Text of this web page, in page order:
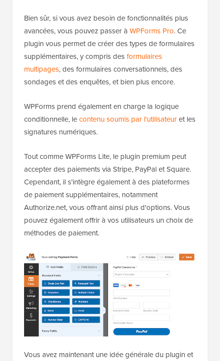
Bien sûr, si vous avez besoin de fonctionnalités plus
avancées, vous pouvez passer à WPForms Pro. Ce
plugin vous permet de créer des types de formulaires
supplémentaires, y compris desformulaires
multipages, des formulaires conversationnels, des
sondages et des enquêtes, et bien plus encore.
WPForms prend également en charge la logique
conditionnelle, lecontenu soumis par l'utilisateuret les
signatures numériques.
Tout comme WPForms Lite, le plugin premium peut
accepter des paiements via Stripe, PayPal et Square.
Cependant, il s'intègre également à des plateformes
de paiement supplémentaires, notamment
Authorize.net, vous offrant ainsi plus d'options. Vous
pouvez également offrir à vos utilisateurs un choix de
méthodes de paiement.
Vous avez maintenant une idée générale du plugin et